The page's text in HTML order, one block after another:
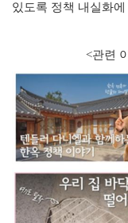
있도록 정책 내실화
<관련